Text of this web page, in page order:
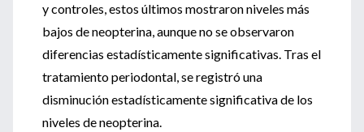
y controles, estos últimos mostraron niveles más
bajos de neopterina, aunque no se observaron
diferencias estadísticamente significativas. Tras el
tratamiento periodontal, se registró una
disminución estadísticamente significativa de los
niveles de neopterina.